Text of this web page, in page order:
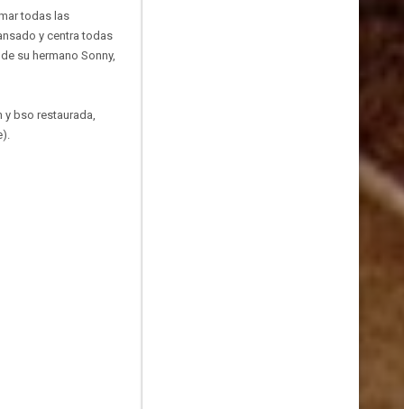
todas las
y centra todas
su hermano Sonny,
y bso restaurada,